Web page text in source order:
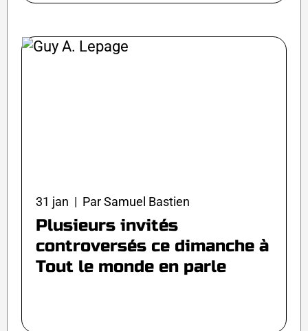
31 jan | Par Samuel Bastien
Plusieurs invités
controversés ce dimanche à
Tout le monde en parle